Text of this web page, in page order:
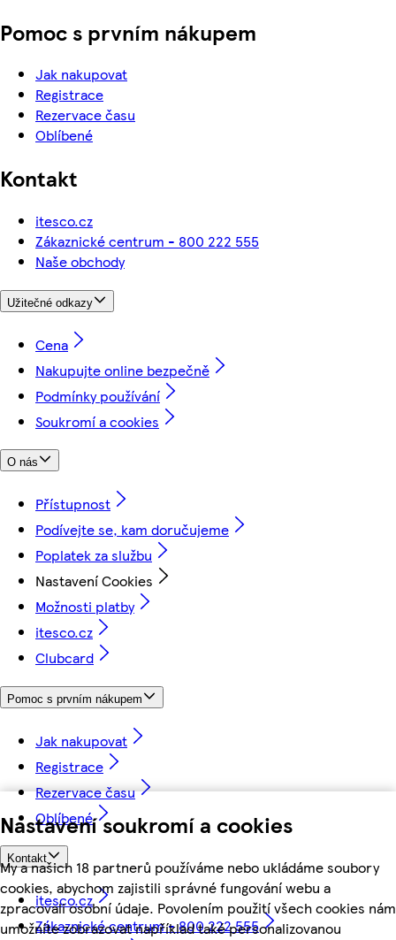
Nastavení soukromí a cookies
My a našich 18 partnerů používáme nebo ukládáme soubory
cookies, abychom zajistili správné fungování webu a
zpracovali osobní údaje. Povolením použití všech cookies nám
umožníte zobrazovat například také personalizovanou
Pomoc s prvním nákupem
Jak nakupovat
Registrace
Rezervace času
Oblíbené
Kontakt
itesco.cz
Zákaznické centrum - 800 222 555
Naše obchody
Užitečné odkazy
Cena
Nakupujte online bezpečně
Podmínky používání
Soukromí a cookies
O nás
Přístupnost
Podívejte se, kam doručujeme
Poplatek za službu
Nastavení Cookies
Možnosti platby
itesco.cz
Clubcard
Pomoc s prvním nákupem
Jak nakupovat
Registrace
Rezervace času
Oblíbené
Kontakt
itesco.cz
Zákaznické centrum - 800 222 555